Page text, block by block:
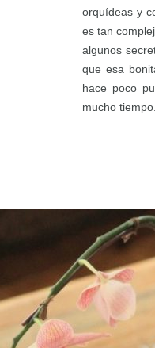
orquídeas y
es tan
algunos
que esa
hace poco
mucho